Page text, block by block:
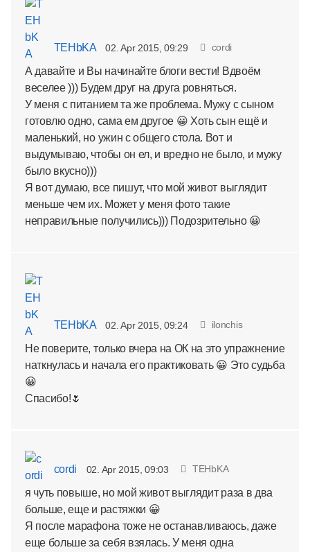
TEHbKA 02. Apr 2015, 09:29 cordi
А давайте и Вы начинайте блоги вести! Вдвоём
веселее ))) Будем друг на друга ровняться.
У меня с питанием та же проблема. Мужу с сыном
готовлю одно, сама ем другое 😀 Хоть сын ещё и
маленький, но ужин с общего стола. Вот и
выдумываю, чтобы он ел, и вредно не было, и мужу
было вкусно)))
Я вот думаю, все пишут, что мой живот выглядит
меньше чем их. Может у меня фото такие
неправильные получились))) Подозрительно 😀
TEHbKA 02. Apr 2015, 09:24 ilonchis
Не поверите, только вчера на ОК на это упражнение
наткнулась и начала его практиковать 😀 Это судьба
😀
Спасибо!🌷
cordi 02. Apr 2015, 09:03 TEHbKA
я чуть повыше, но мой живот выглядит раза в два
больше, еще и растяжки 😀
Я после марафона тоже не останавливаюсь, даже
еще больше за себя взялась. У меня одна